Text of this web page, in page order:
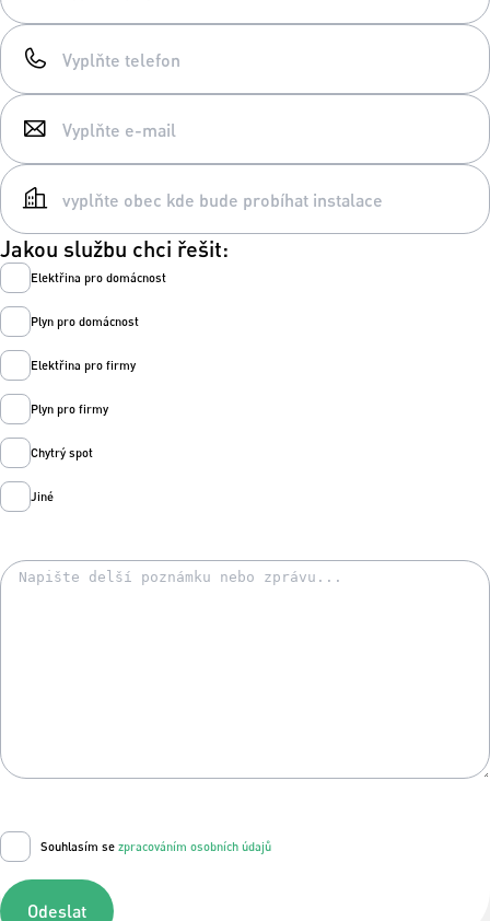
Jakou službu chci řešit:
Elektřina pro domácnost
Plyn pro domácnost
Elektřina pro firmy
Plyn pro firmy
Chytrý spot
Jiné
Souhlasím se zpracováním osobních údajů
Odeslat